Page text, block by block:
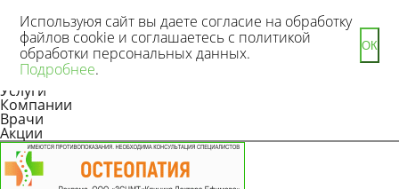
Новости
Статьи
Услуги
Компании
Врачи
Акции
Используюя сайт вы даете согласие на обработку
файлов cookie и соглашаетесь с политикой
обработки персональных данных.
Подробнее.
ОК